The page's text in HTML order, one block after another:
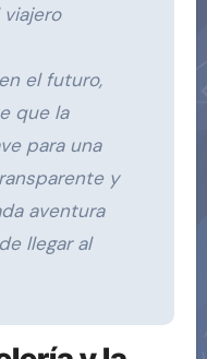
el futuro,
que la
para una
y
aventura
llegar al